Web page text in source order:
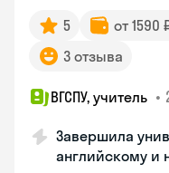
5 от 1590
3 отзыва
ВГСПУ, учитель •
Завершила
английскому и